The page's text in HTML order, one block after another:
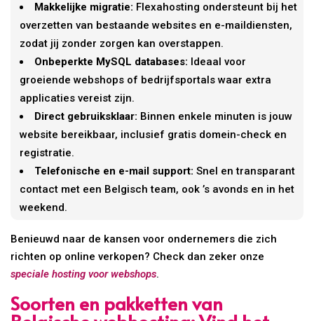
Makkelijke migratie: Flexahosting ondersteunt bij het
overzetten van bestaande websites en e-maildiensten,
zodat jij zonder zorgen kan overstappen.
Onbeperkte MySQL databases: Ideaal voor
groeiende webshops of bedrijfsportals waar extra
applicaties vereist zijn.
Direct gebruiksklaar: Binnen enkele minuten is jouw
website bereikbaar, inclusief gratis domein-check en
registratie.
Telefonische en e-mail support: Snel en transparant
contact met een Belgisch team, ook ’s avonds en in het
weekend.
Benieuwd naar de kansen voor ondernemers die zich
richten op online verkopen? Check dan zeker onze
speciale hosting voor webshops.
Soorten en pakketten van